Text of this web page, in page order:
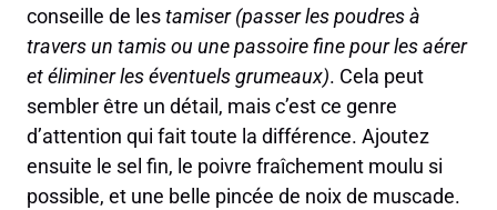
conseille de lestamiser (passer les poudres à
travers un tamis ou une passoire fine pour les aérer
et éliminer les éventuels grumeaux). Cela peut
sembler être un détail, mais c’est ce genre
d’attention qui fait toute la différence. Ajoutez
ensuite le sel fin, le poivre fraîchement moulu si
possible, et une belle pincée de noix de muscade.